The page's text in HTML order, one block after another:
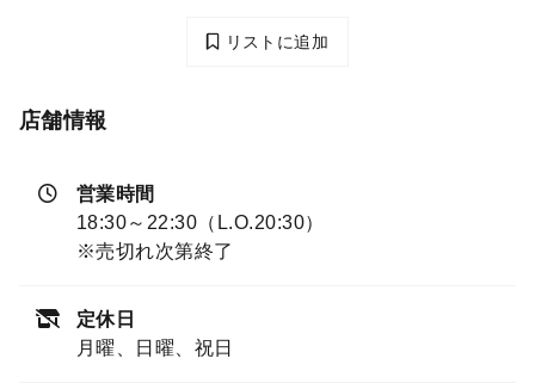
リストに追加
店舗情報
営業時間
18:30～22:30（L.O.20:30）
※売切れ次第終了
定休日
月曜、日曜、祝日